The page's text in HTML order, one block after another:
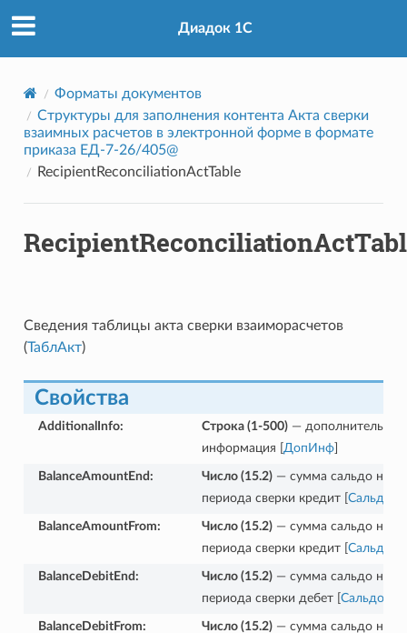
Диадок 1С
Форматы документов
Cтруктуры для заполнения контента Акта сверки
взаимных расчетов в электронной форме в формате
приказа ЕД-7-26/405@
RecipientReconciliationActTable
Сведения таблицы акта сверки взаиморасчетов
(ТаблАкт)
Свойства
AdditionalInfo: Строка (1-500)— дополнительная
информация [ ДопИнф]
BalanceAmountEnd : Число (15.2)— сумма сальдо на
периода сверки кредит [
BalanceAmountFrom: Число (15.2)— сумма сальдо на
периода сверки кредит [
BalanceDebitEnd : Число (15.2)— сумма сальдо на
периода сверки дебет [
BalanceDebitFrom: Число (15.2)— сумма сальдо на